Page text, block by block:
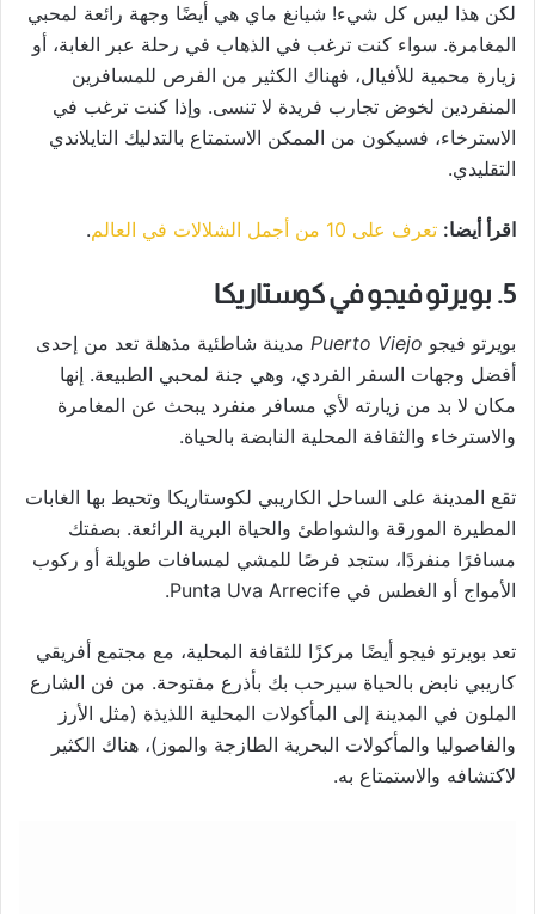
لكن هذا ليس كل شيء! شيانغ ماي هي أيضًا وجهة رائعة لمحبي
المغامرة. سواء كنت ترغب في الذهاب في رحلة عبر الغابة، أو
زيارة محمية للأفيال، فهناك الكثير من الفرص للمسافرين
المنفردين لخوض تجارب فريدة لا تنسى. وإذا كنت ترغب في
الاسترخاء، فسيكون من الممكن الاستمتاع بالتدليك التايلاندي
التقليدي.
اقرأ أيضا: تعرف على 10 من أجمل الشلالات في العالم .
5. بويرتو فيجو في كوستاريكا
بويرتو فيجو Puerto Viejo مدينة شاطئية مذهلة تعد من إحدى
أفضل وجهات السفر الفردي، وهي جنة لمحبي الطبيعة. إنها
مكان لا بد من زيارته لأي مسافر منفرد يبحث عن المغامرة
والاسترخاء والثقافة المحلية النابضة بالحياة.
تقع المدينة على الساحل الكاريبي لكوستاريكا وتحيط بها الغابات
المطيرة المورقة والشواطئ والحياة البرية الرائعة. بصفتك
مسافرًا منفردًا، ستجد فرصًا للمشي لمسافات طويلة أو ركوب
الأمواج أو الغطس في Punta Uva Arrecife.
تعد بويرتو فيجو أيضًا مركزًا للثقافة المحلية، مع مجتمع أفريقي
كاريبي نابض بالحياة سيرحب بك بأذرع مفتوحة. من فن الشارع
الملون في المدينة إلى المأكولات المحلية اللذيذة (مثل الأرز
والفاصوليا والمأكولات البحرية الطازجة والموز)، هناك الكثير
لاكتشافه والاستمتاع به.